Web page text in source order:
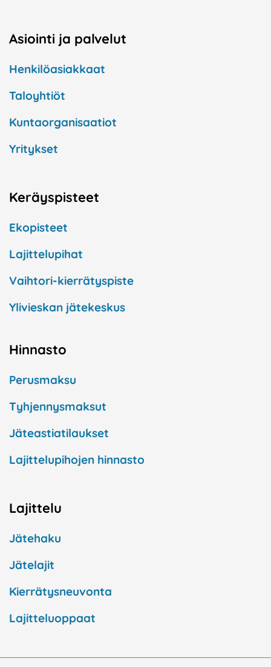
Asiointi ja palvelut
Henkilöasiakkaat
Taloyhtiöt
Kuntaorganisaatiot
Yritykset
Keräyspisteet
Ekopisteet
Lajittelupihat
Vaihtori-kierrätyspiste
Ylivieskan jätekeskus
Hinnasto
Perusmaksu
Tyhjennysmaksut
Jäteastiatilaukset
Lajittelupihojen hinnasto
Lajittelu
Jätehaku
Jätelajit
Kierrätysneuvonta
Lajitteluoppaat